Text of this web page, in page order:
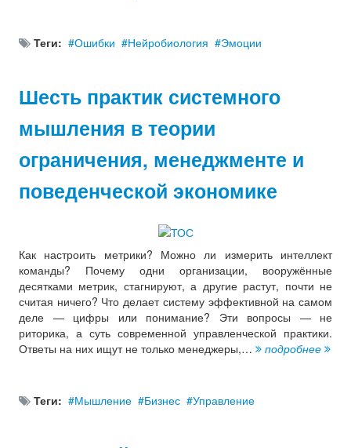
Теги: Ошибки Нейробиология Эмоции
Шесть практик системного
мышления в теории
ограничения, менеджменте и
поведенческой экономике
Как настроить метрики? Можно ли измерить интеллект
команды? Почему одни организации, вооружённые
десятками метрик, стагнируют, а другие растут, почти не
считая ничего? Что делает систему эффективной на самом
деле — цифры или понимание? Эти вопросы — не
риторика, а суть современной управленческой практики.
Ответы на них ищут не только менеджеры,…
подробнее
Теги: Мышление Бизнес Управление